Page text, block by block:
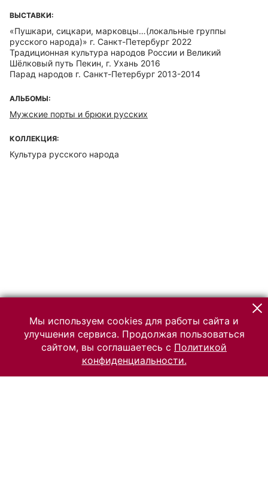
ВЫСТАВКИ:
«Пушкари, сицкари, марковцы…(локальные группы
русского народа)» г. Санкт-Петербург 2022
Традиционная культура народов России и Великий
Шёлковый путь Пекин, г. Ухань 2016
Парад народов г. Санкт-Петербург 2013-2014
АЛЬБОМЫ:
Мужские порты и брюки русских
КОЛЛЕКЦИЯ:
Культура русского народа
Мы используем cookies для работы сайта и
улучшения сервиса. Продолжая пользоваться
сайтом, вы соглашаетесь с Политикой
конфиденциальности.